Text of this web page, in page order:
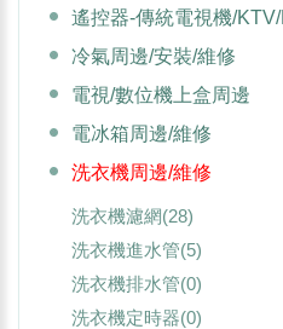
遙控器-傳統電視機/
冷氣周邊/安裝/維修
電視/數位機上盒周邊
電冰箱周邊/維修
洗衣機周邊/維修
洗衣機濾網(28)
洗衣機進水管(5)
洗衣機排水管(0)
洗衣機定時器(0)